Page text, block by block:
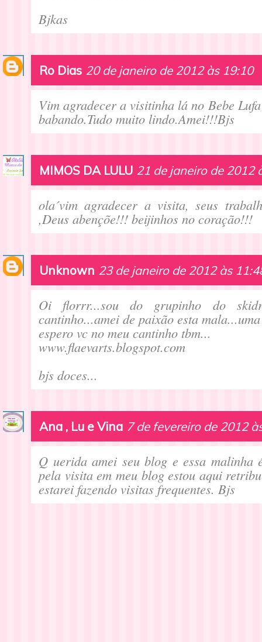
Bjkas
Ro Dias 20 de janeiro de 2012 às 19:10
Vim agradecer a visitinha lá no Bebe
babando.Tudo muito lindo.Amei!!!Bjs
MIMOS DA LULU 21 de janeiro de 2012
ola´vim agradecer a visita, seus
,Deus abençõe!!! beijinhos no coração!!!
Unknown 23 de janeiro de 2012 às
Oi florrr...sou do grupinho do
cantinho...amei de paixão esta
espero vc no meu cantinho tbm...
www.flaevarts.blogspot.com
bjs doces...
Ana , Lu e Vina 7 de fevereiro de 2012
Q uerida amei seu blog e essa malinha
pela visita em meu blog estou aqui
estarei fazendo visitas frequentes. Bjs